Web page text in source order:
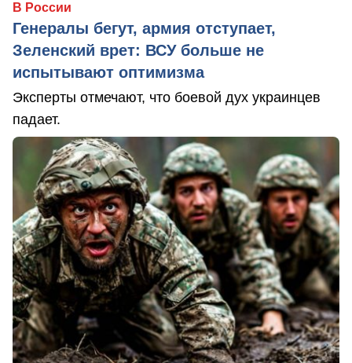
В России
Генералы бегут, армия отступает,
Зеленский врет: ВСУ больше не
испытывают оптимизма
Эксперты отмечают, что боевой дух украинцев
падает.